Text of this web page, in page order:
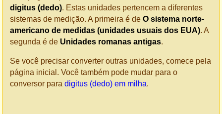
digitus (dedo). Estas unidades pertencem a diferentes
sistemas de medição. A primeira é de O sistema norte-
americano de medidas (unidades usuais dos EUA). A
segunda é de Unidades romanas antigas.
Se você precisar converter outras unidades, comece pela
página inicial. Você também pode mudar para o
conversor para digitus (dedo) em milha.